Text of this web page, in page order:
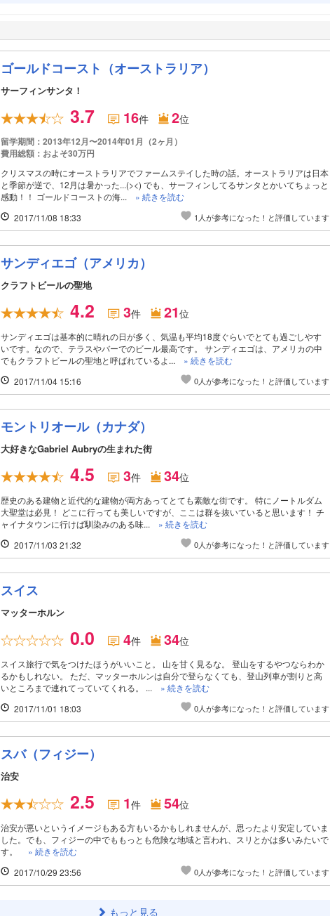
ゴールドコースト（オーストラリア）
サーフィンサンタ！
3.7 16件 2位
留学期間：2013年12月〜2014年01月（2ヶ月）
費用総額：およそ30万円
クリスマスの時にオーストラリアでファームステイした時の話。オーストラリアは日本
と季節が逆で、12月は暑かった...(><) でも、サーフィンしてるサンタとかいてちょっと
感動！！ ゴールドコーストの海... » 続きを読む
2017/11/08 18:33
1人が参考になった！と評価しています
サンディエゴ（アメリカ）
クラフトビールの聖地
4.2 3件 21位
サンディエゴは基本的に晴れの日が多く、気温も平均18度ぐらいでとても過ごしやす
いです。なので、テラスやバーでのビール最高です。 サンディエゴは、アメリカの中
でもクラフトビールの聖地と呼ばれているよ... » 続きを読む
2017/11/04 15:16
0人が参考になった！と評価しています
モントリオール（カナダ）
大好きなGabriel Aubryの生まれた街
4.5 3件 34位
歴史のある建物と近代的な建物が両方あってとても素敵な街です。 特にノートルダム
大聖堂は必見！ どこに行っても美しいですが、ここは群を抜いていると思います！ チ
ャイナタウンに行けば馴染みのある味... » 続きを読む
2017/11/03 21:32
0人が参考になった！と評価しています
スイス
マッターホルン
0.0 4件 34位
スイス旅行で気をつけたほうがいいこと。 山を甘く見るな。 登山をするやつならわか
るかもしれない。 ただ、マッターホルンは自分で登らなくても、登山列車が割りと高
いところまで連れてっていてくれる。 ... » 続きを読む
2017/11/01 18:03
0人が参考になった！と評価しています
スバ（フィジー）
治安
2.5 1件 54位
治安が悪いというイメージもある方もいるかもしれませんが、思ったより安定していま
した。でも、フィジーの中でももっとも危険な地域と言われ、スリとかは多いみたいで
す。 » 続きを読む
2017/10/29 23:56
0人が参考になった！と評価しています
もっと見る